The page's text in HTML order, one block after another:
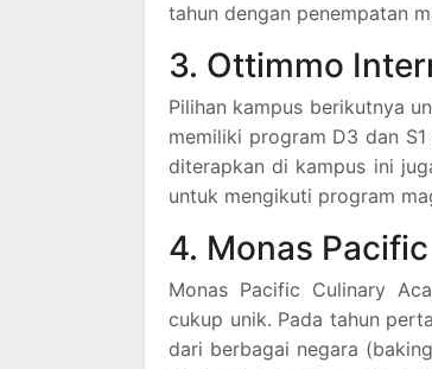
tahun dengan penempatan
3. Ottimmo
Pilihan kampus berikutnya
memiliki program D3 dan
diterapkan di kampus ini
untuk mengikuti program
4. Monas
Monas Pacific Culinary
cukup unik. Pada tahun
dari berbagai negara